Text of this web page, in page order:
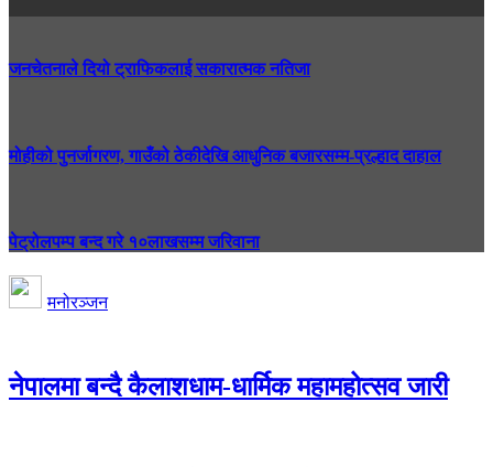
जनचेतनाले दियो ट्राफिकलाई सकारात्मक नतिजा
मोहीको पुनर्जागरण, गाउँको ठेकीदेखि आधुनिक बजारसम्म-प्रल्हाद दाहाल
पेट्रोलपम्प बन्द गरे १०लाखसम्म जरिवाना
मनोरञ्जन
नेपालमा बन्दै कैलाशधाम-धार्मिक महामहोत्सव जारी